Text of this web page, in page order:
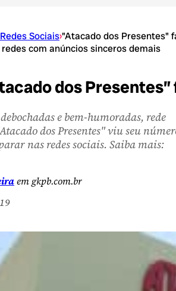
Redes Sociais›"Atacado dos Presentes"
com anúncios sinceros demais
dos
e bem-humoradas, rede
dos Presentes" viu seu
nas redes sociais. Saiba mais:
em gkpb.com.br